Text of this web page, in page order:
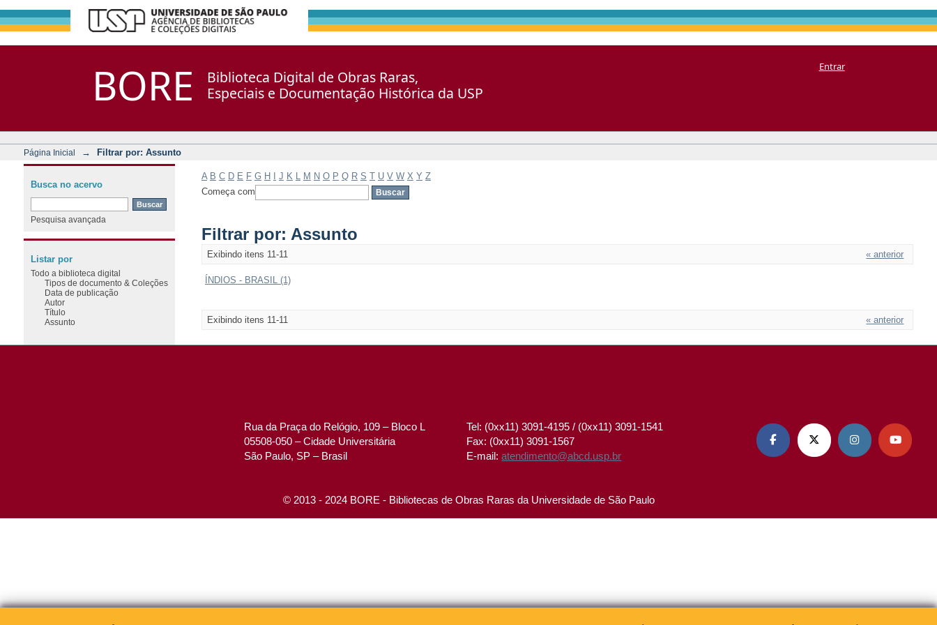
BORE
Biblioteca Digital de Obras Raras,
Especiais e Documentação Histórica da USP
Entrar
Página Inicial → Filtrar por: Assunto
A B C D E F G H J K M N O P Q R S T U V W X Y Z
Começa com
Filtrar por: Assunto
Exibindo itens 11-11 « anterior
ÍNDIOS - BRASIL (1)
Exibindo itens 11-11 « anterior
Busca no acervo
Pesquisa avançada
Listar por
Todo a biblioteca digital
Tipos de documento & Coleções
Data de publicação
Autor
Título
Assunto
Rua da Praça do Relógio, 109 – Bloco L
05508-050 – Cidade Universitária
São Paulo, SP – Brasil
Tel: (0xx11) 3091-4195 / (0xx11) 3091-1541
Fax: (0xx11) 3091-1567
E-mail:atendimento@abcd.usp.br
   
© 2013 - 2024 BORE - Bibliotecas de Obras Raras da Universidade de São Paulo